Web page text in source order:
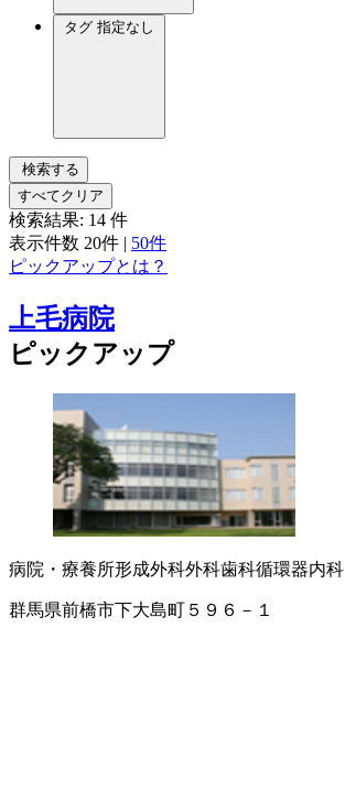
タグ 指定なし
検索する
すべてクリア
検索結果: 14 件
表示件数 20件 | 50件
ピックアップとは？
上毛病院
ピックアップ
病院・療養所形成外科外科歯科循環器内科
群馬県前橋市下大島町５９６－１